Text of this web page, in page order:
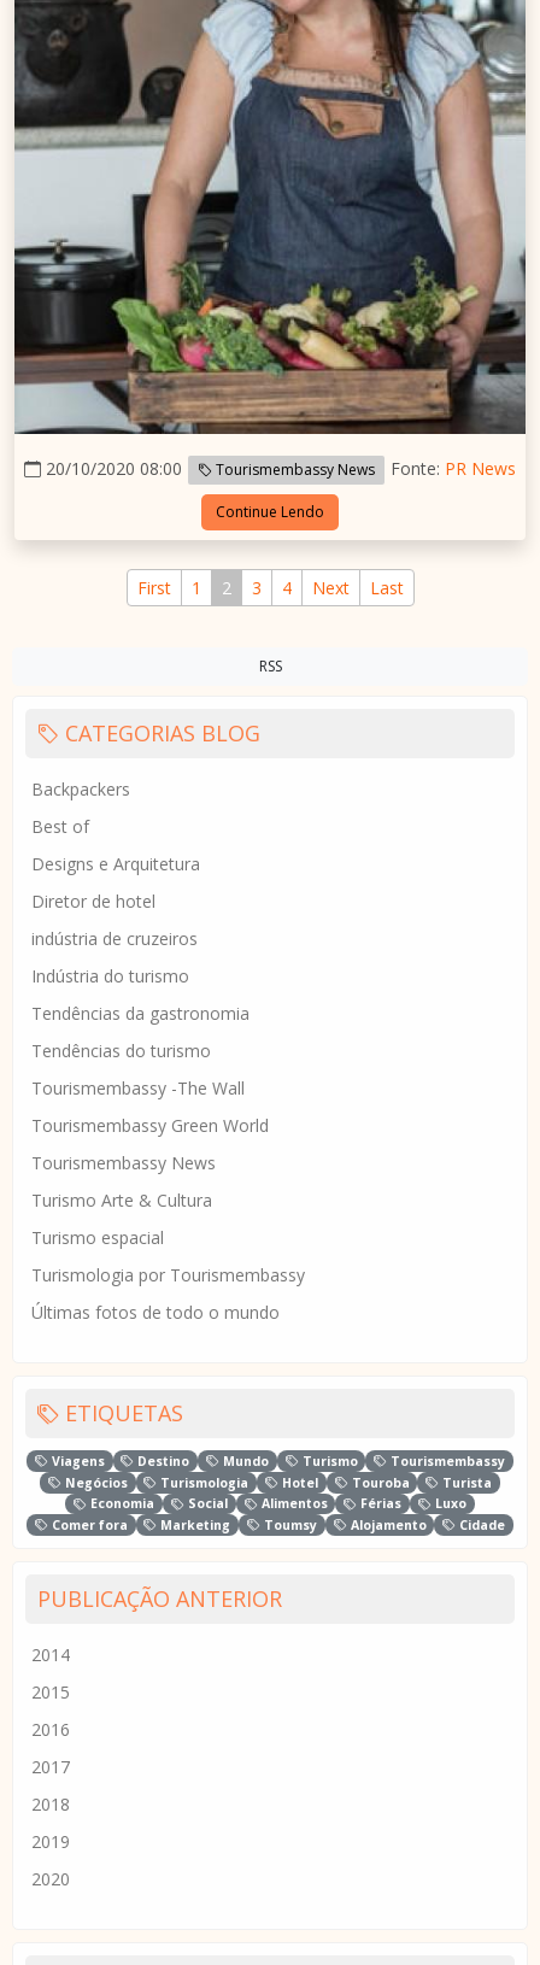
20/10/2020 08:00 Tourismembassy News Fonte: PR News
Continue Lendo
First 1 2 3 4 Next Last
RSS
CATEGORIAS BLOG
Backpackers
Best of
Designs e Arquitetura
Diretor de hotel
indústria de cruzeiros
Indústria do turismo
Tendências da gastronomia
Tendências do turismo
Tourismembassy -The Wall
Tourismembassy Green World
Tourismembassy News
Turismo Arte & Cultura
Turismo espacial
Turismologia por Tourismembassy
Últimas fotos de todo o mundo
ETIQUETAS
Viagens Destino Mundo Turismo
Tourismembassy
Negócios
Turismologia Hotel Touroba
Turista
Economia
Social Alimentos Férias
Luxo
Comer fora
Marketing Toumsy Alojamento Cidade
PUBLICAÇÃO ANTERIOR
2014
2015
2016
2017
2018
2019
2020